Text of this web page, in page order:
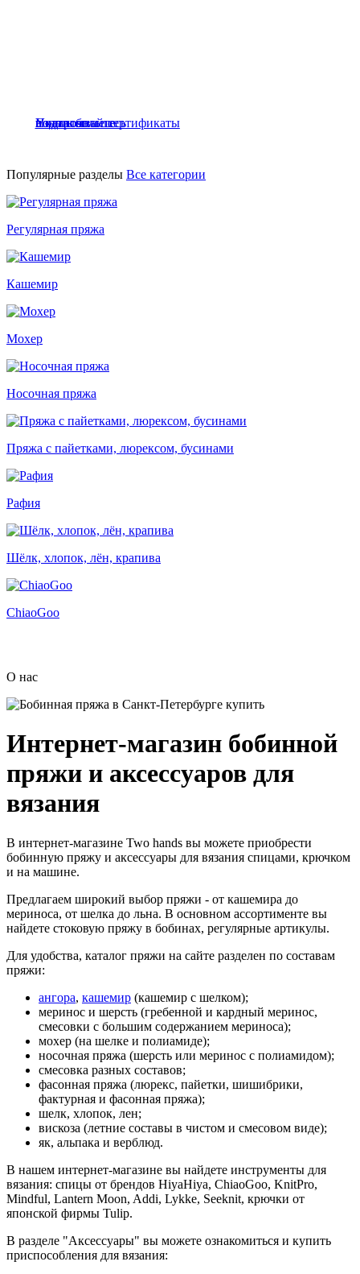
Узнать больше
в каталог
Подарочные сертификаты
подписывайтесь
Популярные разделы Все категории
Регулярная пряжа
Кашемир
Мохер
Носочная пряжа
Пряжа с пайетками, люрексом, бусинами
Рафия
Шёлк, хлопок, лён, крапива
ChiaoGoo
О нас
Интернет-магазин бобинной
пряжи и аксессуаров для
вязания
В интернет-магазине Two hands вы можете приобрести
бобинную пряжу и аксессуары для вязания спицами, крючком
и на машине.
Предлагаем широкий выбор пряжи - от кашемира до
мериноса, от шелка до льна. В основном ассортименте вы
найдете стоковую пряжу в бобинах, регулярные артикулы.
Для удобства, каталог пряжи на сайте разделен по составам
пряжи:
ангора, кашемир (кашемир с шелком);
меринос и шерсть (гребенной и кардный меринос,
смесовки с большим содержанием мериноса);
мохер (на шелке и полиамиде);
носочная пряжа (шерсть или меринос с полиамидом);
смесовка разных составов;
фасонная пряжа (люрекс, пайетки, шишибрики,
фактурная и фасонная пряжа);
шелк, хлопок, лен;
вискоза (летние составы в чистом и смесовом виде);
як, альпака и верблюд.
В нашем интернет-магазине вы найдете инструменты для
вязания: спицы от брендов HiyaHiya, ChiaoGoo, KnitPro,
Mindful, Lantern Moon, Addi, Lykke, Seeknit, крючки от
японской фирмы Tulip.
В разделе "Аксессуары" вы можете ознакомиться и купить
приспособления для вязания: